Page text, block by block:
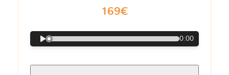
169€
0:00